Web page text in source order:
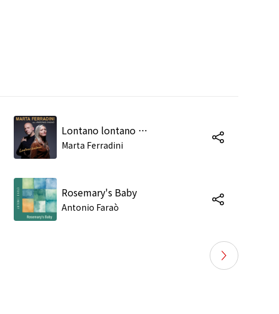
Lontano lontano (feat. Antonio Faraò)
Marta Ferradini
Rosemary's Baby
Antonio Faraò